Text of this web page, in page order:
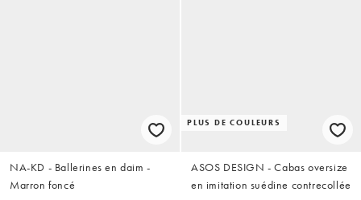
NA-KD - Ballerines en daim -
Marron foncé
PLUS DE COULEURS
ASOS DESIGN - Cabas oversize
en imitation suédine contrecollée